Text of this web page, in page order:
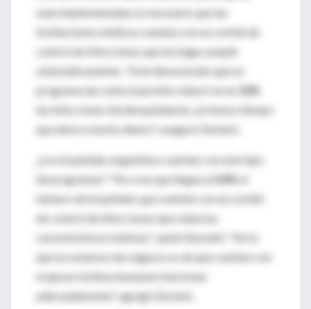
sean implementadas es necesario que las
instituciones médicas cuenten con un comité de
control de infecciones que las haga cumplir
sistemáticamente. "Está demostrado que un
programa de control permite reducir en un 32%
las infecciones intrahospitalarias, al mismo tiempo
que ahorra mucho dinero", aseguró Durlach.
¿Los hospitales argentinos cuentan con este tipo
de programas? "No creo que llegue al 50%el
número de hospitales que cuentan con un comité
de control de infecciones que reúna las
características mínimas", opinó Bonvehi. "De lo
que no estamos tan seguros es de que cuenten con
el apoyo institucional para funcionar
adecuadamente", agregó Durlach.